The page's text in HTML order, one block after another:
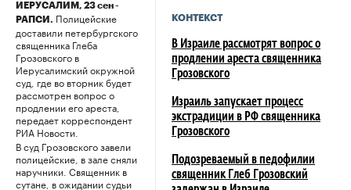
КОНТЕКСТ
В Израиле рассмотрят вопрос о
продлении ареста священника
Грозовского
Израиль запускает процесс
экстрадиции в РФ священника
Грозовского
Подозреваемый в педофилии
священник Глеб Грозовский
ИЕРУСАЛИМ, 23 сен -
РАПСИ. Полицейские
доставили петербургского
священника Глеба
Грозовского в
Иерусалимский окружной
суд, где во вторник будет
рассмотрен вопрос о
продлении его ареста,
передает корреспондент
РИА Новости.
В суд Грозовского завели
полицейские, в зале сняли
наручники. Священник в
сутане, в ожидании судьи